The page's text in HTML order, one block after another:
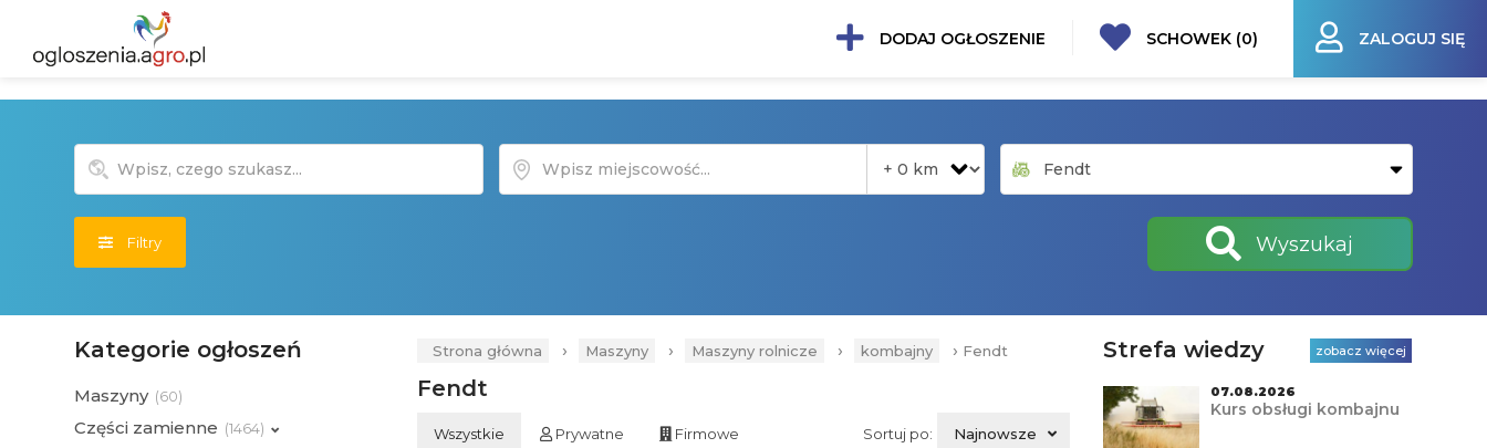
DODAJ OGŁOSZENIE SCHOWEK (0) ZALOGUJ SIĘ
Filtry Wyszukaj
Strona główna › Maszyny › Maszyny rolnicze › kombajny › Fendt
Fendt
Wszystkie Prywatne Firmowe Sortuj po: Najnowsze
Kategorie ogłoszeń
Maszyny (60)
Części zamienne (1464)
Strefa wiedzy zobacz więcej
07.08.2026
Kurs obsługi kombajnu